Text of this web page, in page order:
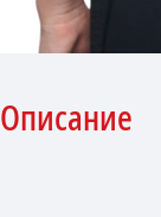
Описание